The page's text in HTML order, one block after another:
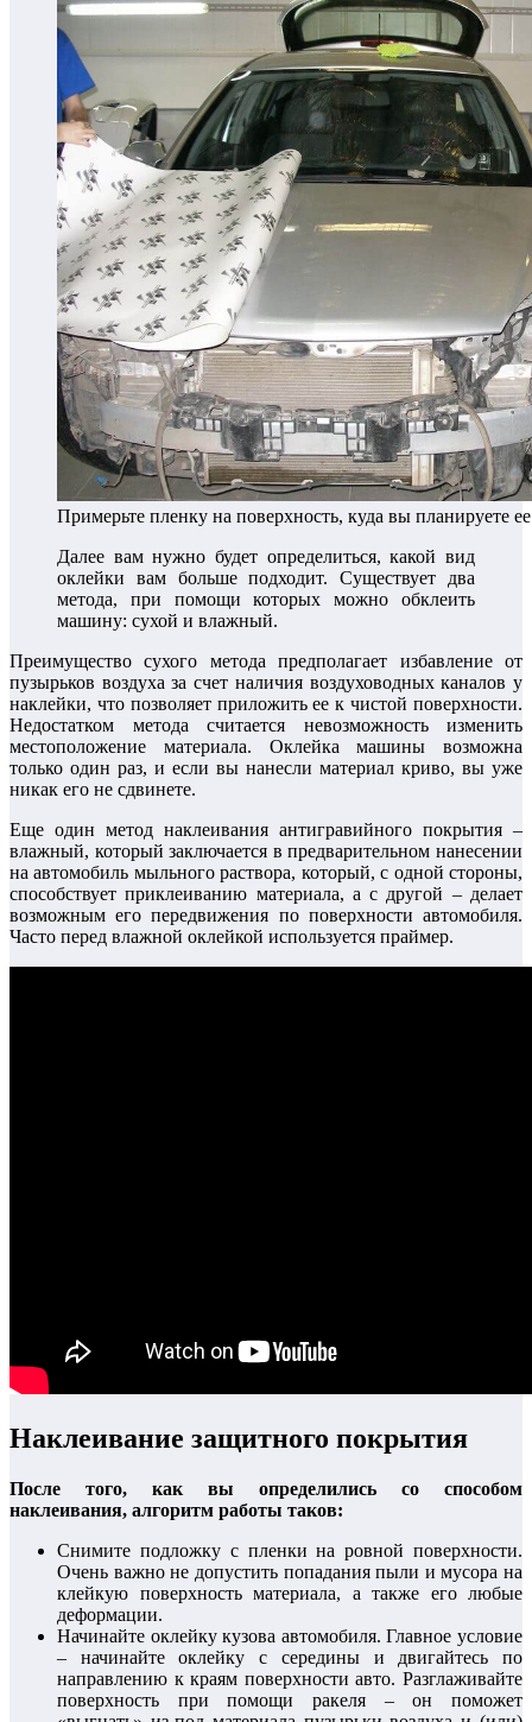
Примерьте пленку на поверхность, куда вы планируете
Далее вам нужно будет определиться, какой вид
оклейки вам больше подходит. Существует два
метода, при помощи которых можно обклеить
машину: сухой и влажный.
Преимущество сухого метода предполагает избавление от
пузырьков воздуха за счет наличия воздуховодных каналов у
наклейки, что позволяет приложить ее к чистой поверхности.
Недостатком метода считается невозможность изменить
местоположение материала. Оклейка машины возможна
только один раз, и если вы нанесли материал криво, вы уже
никак его не сдвинете.
Еще один метод наклеивания антигравийного покрытия –
влажный, который заключается в предварительном нанесении
на автомобиль мыльного раствора, который, с одной стороны,
способствует приклеиванию материала, а с другой – делает
возможным его передвижения по поверхности автомобиля.
Часто перед влажной оклейкой используется праймер.
Наклеивание защитного покрытия
После того, как вы определились со способом
наклеивания, алгоритм работы таков:
Снимите подложку с пленки на ровной поверхности.
Очень важно не допустить попадания пыли и мусора на
клейкую поверхность материала, а также его любые
деформации.
Начинайте оклейку кузова автомобиля. Главное условие
– начинайте оклейку с середины и двигайтесь по
направлению к краям поверхности авто. Разглаживайте
поверхность при помощи ракеля – он поможет